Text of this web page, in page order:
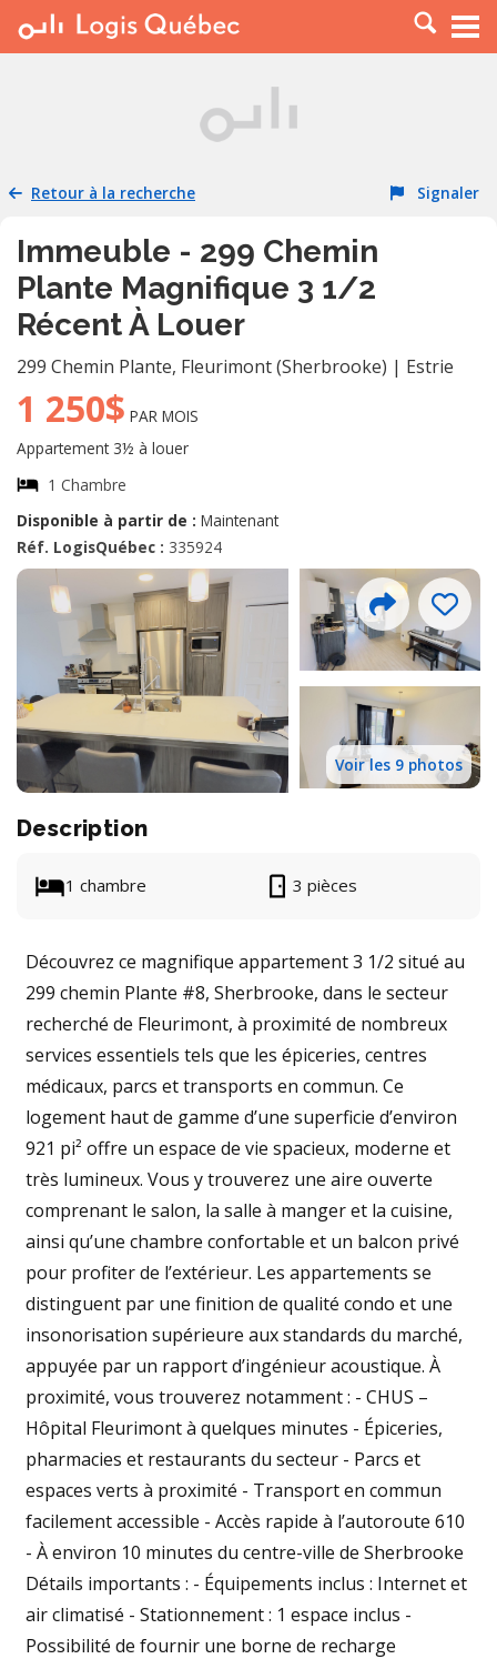
À LOUER
PLACER UNE ANNONCE
RESSOURCES
Retour à la recherche Signaler
Immeuble - 299 Chemin
Plante Magnifique 3 1/2
Récent À Louer
299 Chemin Plante, Fleurimont (Sherbrooke) | Estrie
1 250$ PAR MOIS
Appartement 3½ à louer
1 Chambre
Disponible à partir de : Maintenant
Réf. LogisQuébec : 335924
Voir les 9 photos
Description
1 chambre 3 pièces
Découvrez ce magnifique appartement 3 1/2 situé au
299 chemin Plante #8, Sherbrooke, dans le secteur
recherché de Fleurimont, à proximité de nombreux
services essentiels tels que les épiceries, centres
médicaux, parcs et transports en commun. Ce
logement haut de gamme d’une superficie d’environ
921 pi² offre un espace de vie spacieux, moderne et
très lumineux. Vous y trouverez une aire ouverte
comprenant le salon, la salle à manger et la cuisine,
ainsi qu’une chambre confortable et un balcon privé
pour profiter de l’extérieur. Les appartements se
distinguent par une finition de qualité condo et une
insonorisation supérieure aux standards du marché,
appuyée par un rapport d’ingénieur acoustique. À
proximité, vous trouverez notamment : - CHUS –
Hôpital Fleurimont à quelques minutes - Épiceries,
pharmacies et restaurants du secteur - Parcs et
espaces verts à proximité - Transport en commun
facilement accessible - Accès rapide à l’autoroute 610
- À environ 10 minutes du centre-ville de Sherbrooke
Détails importants : - Équipements inclus : Internet et
air climatisé - Stationnement : 1 espace inclus -
Possibilité de fournir une borne de recharge